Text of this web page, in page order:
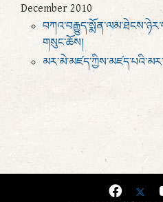
December 2010
གསུང་ཆོས།